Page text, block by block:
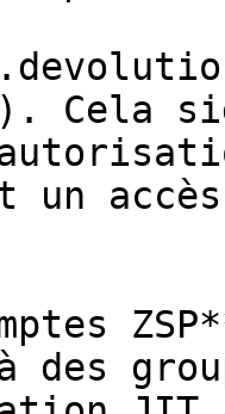
Cela
un
à des